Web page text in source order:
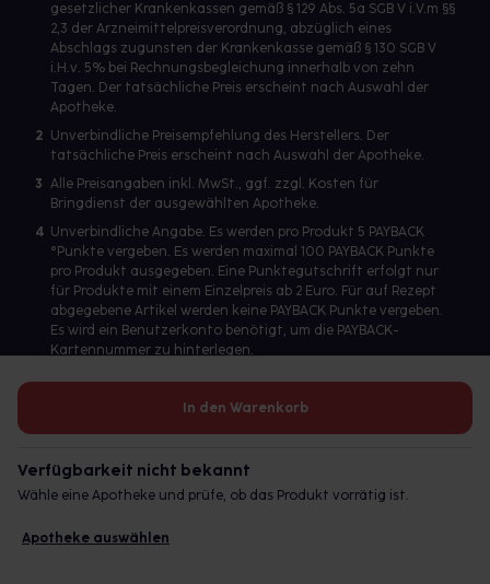
In den Warenkorb
Verfügbarkeit nicht bekannt
Wähle eine Apotheke und prüfe, ob das Produkt vorrätig ist.
Apotheke auswählen
gesetzlicher Krankenkassen gemäß § 129 Abs. 5a SGB V i.V.m §§
2,3 der Arzneimittelpreisverordnung, abzüglich eines
Abschlags zugunsten der Krankenkasse gemäß § 130 SGB V
i.H.v. 5% bei Rechnungsbegleichung innerhalb von zehn
Tagen. Der tatsächliche Preis erscheint nach Auswahl der
Apotheke.
2 Unverbindliche Preisempfehlung des Herstellers. Der
tatsächliche Preis erscheint nach Auswahl der Apotheke.
3 Alle Preisangaben inkl. MwSt., ggf. zzgl. Kosten für
Bringdienst der ausgewählten Apotheke.
4 Unverbindliche Angabe. Es werden pro Produkt 5 PAYBACK
°Punkte vergeben. Es werden maximal 100 PAYBACK Punkte
pro Produkt ausgegeben. Eine Punktegutschrift erfolgt nur
für Produkte mit einem Einzelpreis ab 2 Euro. Für auf Rezept
abgegebene Artikel werden keine PAYBACK Punkte vergeben.
Es wird ein Benutzerkonto benötigt, um die PAYBACK-
Kartennummer zu hinterlegen.
Betreiber des Portals und verantwortlich: gesund.de GmbH &
© 2026 gesund.de GmbH & Co. KG